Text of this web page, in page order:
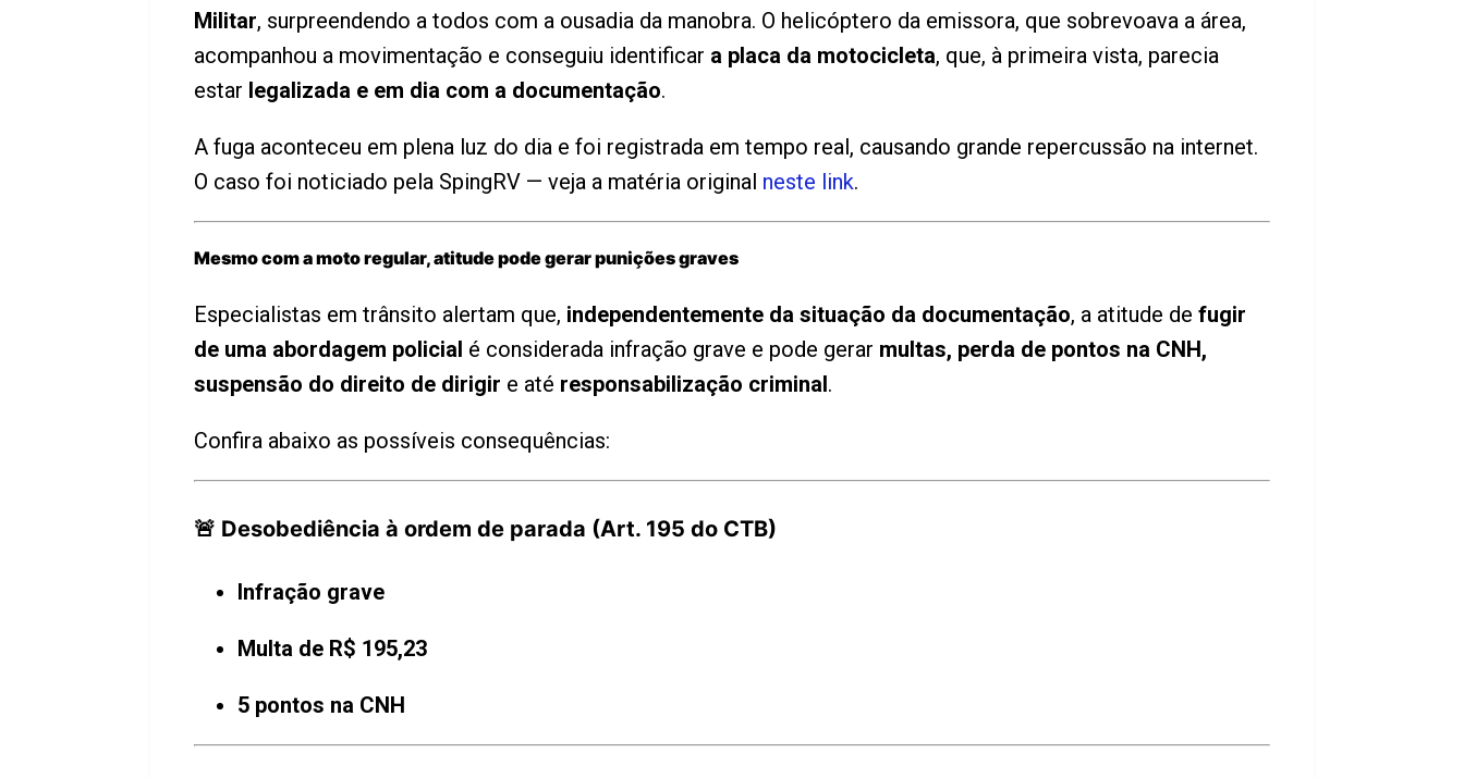
Militar, surpreendendo a todos com a ousadia da manobra. O helicóptero da emissora, que sobrevoava a área,
acompanhou a movimentação e conseguiu identificar a placa da motocicleta, que, à primeira vista, parecia
estar legalizada e em dia com a documentação.
A fuga aconteceu em plena luz do dia e foi registrada em tempo real, causando grande repercussão na internet.
O caso foi noticiado pela SpingRV — veja a matéria original neste link.
Mesmo com a moto regular, atitude pode gerar punições graves
Especialistas em trânsito alertam que, independentemente da situação da documentação, a atitude de fugir
de uma abordagem policial é considerada infração grave e pode gerar multas, perda de pontos na CNH,
suspensão do direito de dirigir e até responsabilização criminal.
Confira abaixo as possíveis consequências:
🚨 Desobediência à ordem de parada (Art. 195 do CTB)
Infração grave
Multa de R$ 195,23
5 pontos na CNH